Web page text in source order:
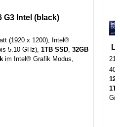
G3 Intel (black)
(1920 x 1200), Intel®
5.10 GHz), 1TB SSD, 32GB
im Intel® Grafik Modus,